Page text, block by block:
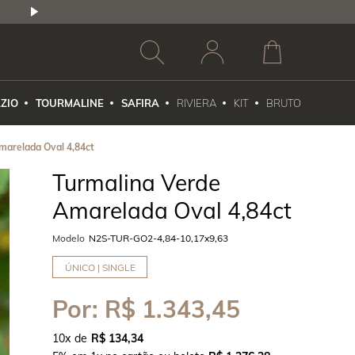
TOURMALINE SAFIRA RIVIERA KIT BRUTO
Oval 4,84ct
Turmalina Verde
Amarelada Oval 4,84ct
Modelo N2S-TUR-GO2-4,84-10,17x9,63
ÚNICO | SINGLE
Por: R$ 1.343,45
10x
R$ 134,34